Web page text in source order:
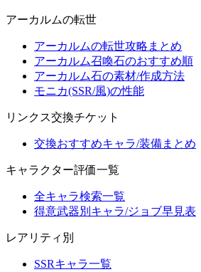
アーカルムの転世
アーカルムの転世攻略まとめ
アーカルム召喚石のおすすめ順
アーカルム石の素材/作成方法
モニカ(SSR/風)の性能
リンクス交換チケット
交換おすすめキャラ/装備まとめ
キャラクター評価一覧
全キャラ検索一覧
得意武器別キャラ/ジョブ早見表
レアリティ別
SSRキャラ一覧